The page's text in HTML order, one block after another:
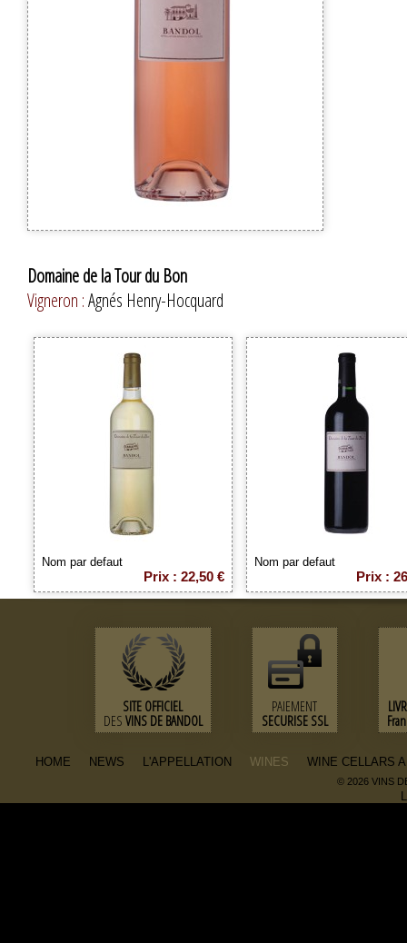
Domaine de la Tour du Bon
Vigneron :Agnés Henry-Hocquard
Nom par defaut
Prix : 22,50 €
Nom par defaut
Prix :
SITE OFFICIEL
DES VINS DE BANDOL
PAIEMENT
SECURISE SSL
HOME NEWS L'APPELLATION WINES WINE CELLARS
© 2026 VINS